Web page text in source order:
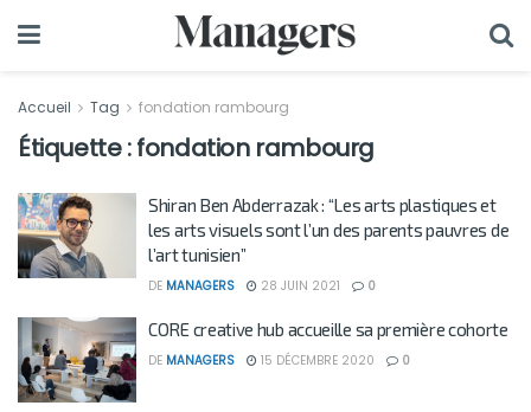
Accueil Tag fondation rambourg
Étiquette :fondation rambourg
Shiran Ben Abderrazak : “Les arts plastiques et
les arts visuels sont l’un des parents pauvres de
l’art tunisien”
DE MANAGERS 28 JUIN 2021 0
CORE creative hub accueille sa première cohorte
DE MANAGERS 15 DÉCEMBRE 2020 0